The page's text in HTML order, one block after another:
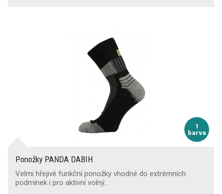
1
barva
Ponožky PANDA DABIH
Velmi hřejivé funkční ponožky vhodné do extrémních
podmínek i pro aktivní volný…